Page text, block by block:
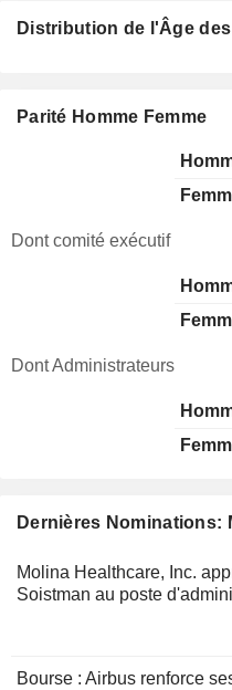
Dernières Nominations:
Molina Healthcare, Inc.
Soistman au poste
Bourse : Airbus renforce
Distribution de l'Âge
Parité Homme Femme
Dont comité exécutif
Dont Administrateurs